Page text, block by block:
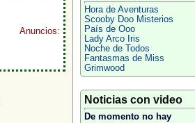
Anuncios:
Hora de Aventuras
Scooby Doo Misterios
País de Ooo
Lady Arco Iris
Noche de Todos
Fantasmas de Miss
Grimwood
Noticias con video
De momento no hay